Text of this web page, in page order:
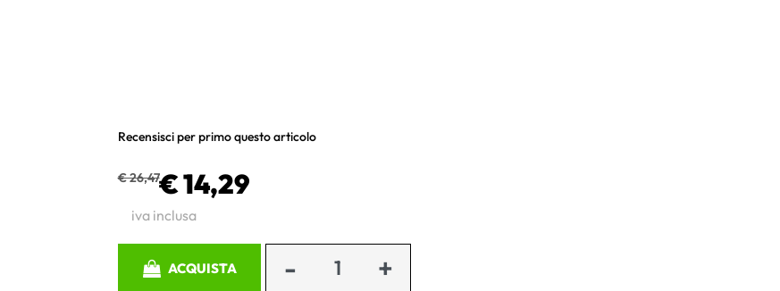
Recensisci per primo questo articolo
€ 26,47€ 14,29
iva inclusa
ACQUISTA